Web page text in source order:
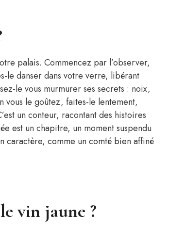
palais. Commencez par l’observer,
le danser dans votre verre, libérant
le vous murmurer ses secrets : noix,
vous le goûtez, faites-le lentement,
un conteur, racontant des histoires
est un chapitre, un moment suspendu
caractère, comme un comté bien affiné
vin jaune ?